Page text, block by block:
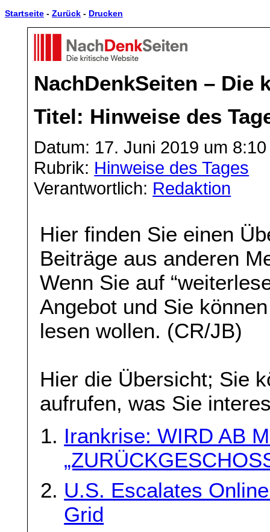
Startseite - Zurück - Drucken
NachDenkSeiten – Die
Titel: Hinweise des
Datum: 17. Juni 2019 um
Rubrik: Hinweise des Tages
Verantwortlich: Redaktion
Hier finden Sie einen
Beiträge aus anderen
Wenn Sie auf
Angebot und Sie
lesen wollen. (CR/JB)
Hier die Übersicht; Sie
aufrufen, was Sie
Irankrise: WIRD AB
U.S. Escalates
Grid